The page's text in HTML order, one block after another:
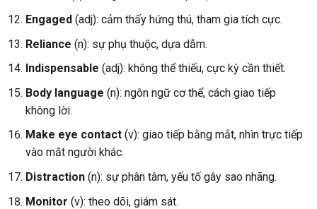
Engaged(adj): cảm thấy hứng thú, tham gia tích cực.
Reliance (n): sự phụ thuộc, dựa dẫm.
Indispensable (adj): không thể thiếu, cực kỳ cần thiết.
Body language (n): ngôn ngữ cơ thể, cách giao tiếp
không lời.
Make eye contact(v): giao tiếp bằng mắt, nhìn trực tiếp
vào mắt người khác.
Distraction(n): sự phân tâm, yếu tố gây sao nhãng.
Monitor (v): theo dõi, giám sát.